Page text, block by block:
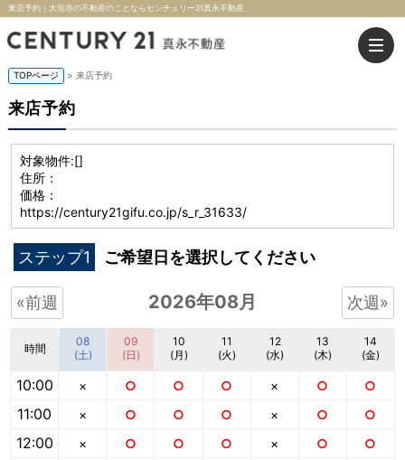
来店予約｜大垣市の不動産のことならセンチュリー21真永不動産
TOPページ > 来店予約
来店予約
対象物件:[]
住所：
価格：
https://century21gifu.co.jp/s_r_31633/
ステップ1 ご希望日を選択してください
«前週 2026年08月 次週»
時間
10:00
11:00
12:00
08
(土)
×
×
×
09
(日)
○
○
○
10
(月)
○
○
○
11
(火)
○
○
○
12
(水)
×
×
×
13
(木)
○
○
○
14
(金)
○
○
○